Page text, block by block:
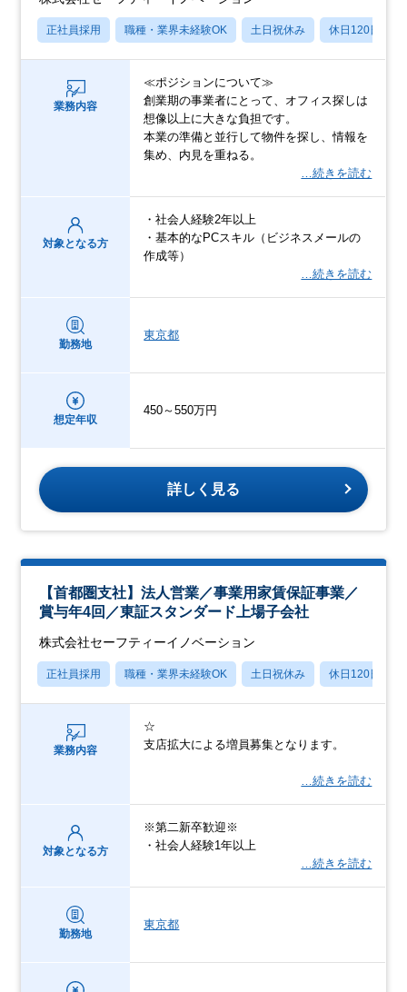
正社員採用 職種・業界未経験OK 土日祝休み 休日120日以上
業務内容
≪ポジションについて≫
創業期の事業者にとって、オフィス探しは
想像以上に大きな負担です。
本業の準備と並行して物件を探し、情報を
集め、内見を重ねる。
…続きを読む
対象となる方
・社会人経験2年以上
・基本的なPCスキル（ビジネスメールの
作成等）
…続きを読む
勤務地
東京都
想定年収
450～550万円
詳しく見る
【首都圏支社】法人営業／事業用家賃保証事業／
賞与年4回／東証スタンダード上場子会社
株式会社セーフティーイノベーション
正社員採用 職種・業界未経験OK 土日祝休み 休日120日以上
業務内容
☆
支店拡大による増員募集となります。
…続きを読む
対象となる方
※第二新卒歓迎※
・社会人経験1年以上
…続きを読む
勤務地
東京都